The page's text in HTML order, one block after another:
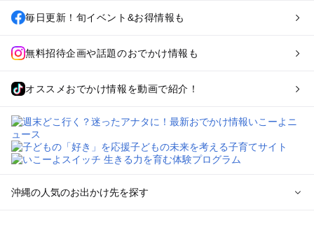
毎日更新！旬イベント&お得情報も
無料招待企画や話題のおでかけ情報も
オススメおでかけ情報を動画で紹介！
沖縄の人気のお出かけ先を探す